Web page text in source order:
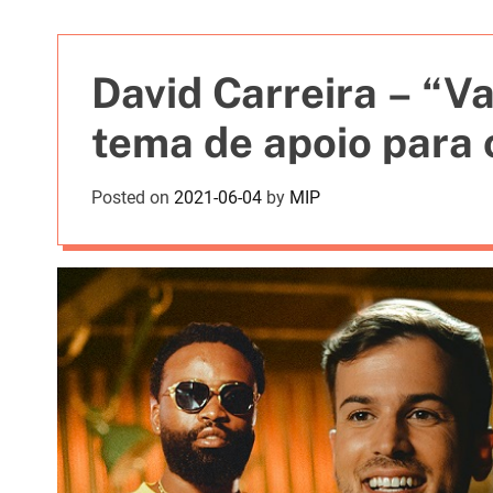
s
David Carreira –
tema de apoio para
Posted on 2021-06-04 by MIP